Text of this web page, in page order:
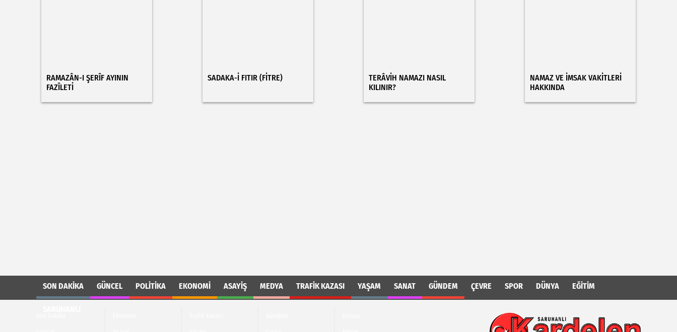
RAMAZÂN-I ŞERÎF AYININ
FAZÎLETİ
SADAKA-İ FITIR (FİTRE)
TERÂVİH NAMAZI NASIL
KILINIR?
NAMAZ VE İMSAK VAKİTLERİ
HAKKINDA
SON DAKIKA GÜNCEL POLITIKA EKONOMI ASAYIŞ MEDYA TRAFIK KAZASI YAŞAM SANAT GÜNDEM ÇEVRE SPOR DÜNYA EĞITIM